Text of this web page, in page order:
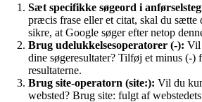
Sæt specifikke søgeord i
præcis frase eller et citat, skal du sætte
sikre, at Google søger efter netop
Brug udelukkelsesoperatorer (-): Vil
dine søgeresultater? Tilføj et minus (-)
resultaterne.
Brug site-operatorn (site:): Vil du
websted? Brug site: fulgt af